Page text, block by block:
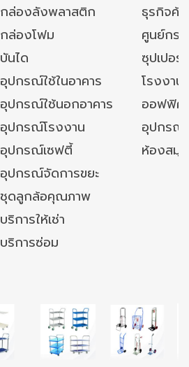
กล่องลังพลาสติก
ธุรกิจค้
กล่องโฟม
ศูนย์กร
บันได
ซุปเปอ
อุปกรณ์ใช้ในอาคาร
โรงงา
อุปกรณ์ใช้นอกอาคาร
ออฟฟิศ/
อุปกรณ์โรงงาน
อุปกรณ์
อุปกรณ์เซฟตี้
ห้องสมุ
อุปกรณ์จัดการขยะ
ชุดลูกล้อคุณภาพ
บริการให้เช่า
บริการซ่อม